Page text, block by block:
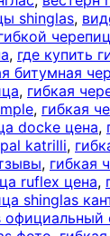
shinglas,
, где купить
битумная
, гибкая
, гибкая
docke цена,
katrilli,
, гибкая
ruflex цена,
shinglas
официальный